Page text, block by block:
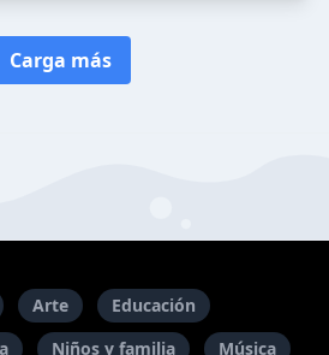
Carga más
Arte
Educación
Niños y familia
Música